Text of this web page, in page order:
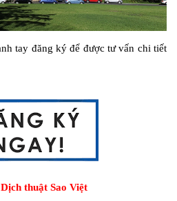
tay đăng ký để được tư vấn chi tiết
thuật Sao Việt